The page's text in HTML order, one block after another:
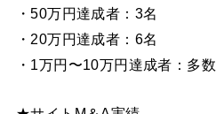
・50万円達成者：3名
・20万円達成者：6名
・1万円〜10万円達成者：多数